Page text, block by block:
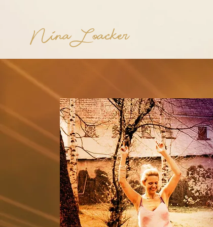
Nina Loacker